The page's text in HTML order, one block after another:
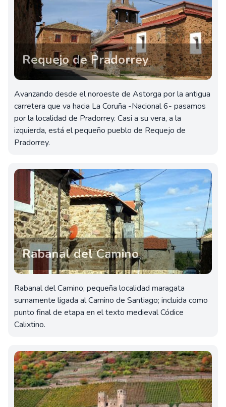
Requejo de Pradorrey
Avanzando desde el noroeste de Astorga por la antigua
carretera que va hacia La Coruña -Nacional 6- pasamos
por la localidad de Pradorrey. Casi a su vera, a la
izquierda, está el pequeño pueblo de Requejo de
Pradorrey.
Rabanal del Camino
Rabanal del Camino; pequeña localidad maragata
sumamente ligada al Camino de Santiago; incluida como
punto final de etapa en el texto medieval Códice
Calixtino.